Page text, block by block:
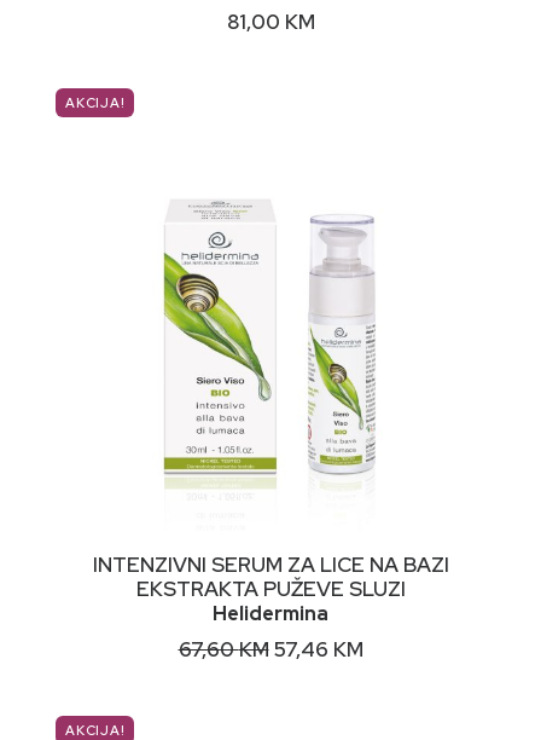
81,00 KM
AKCIJA!
DODAJ U KORPU
INTENZIVNI SERUM ZA LICE NA BAZI
EKSTRAKTA PUŽEVE SLUZI
Helidermina
67,60KM Original
57,46 KMCurrent
AKCIJA!